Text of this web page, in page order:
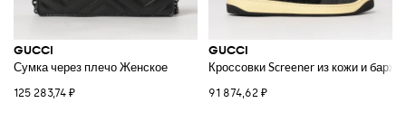
GUCCI
Сумка через плечо Женское
125 283,74 ₽
GUCCI
Кроссовки Screener из кожи и
91 874,62 ₽